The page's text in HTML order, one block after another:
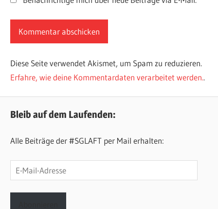
Diese Seite verwendet Akismet, um Spam zu reduzieren.
Erfahre, wie deine Kommentardaten verarbeitet werden..
Bleib auf dem Laufenden:
Alle Beiträge der #SGLAFT per Mail erhalten:
E-
Mail-
Adresse